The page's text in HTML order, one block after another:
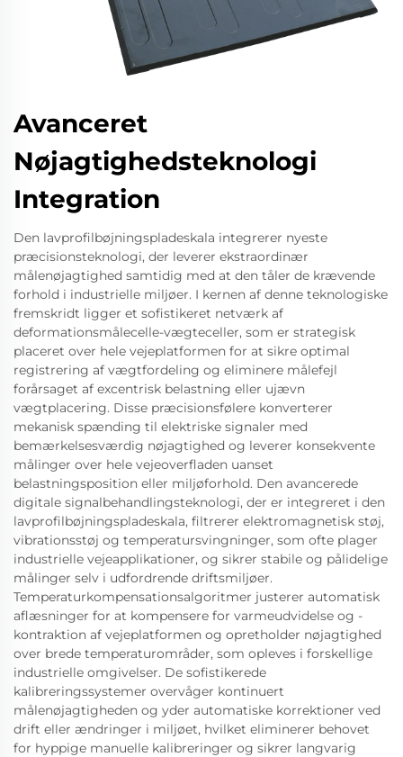
Avanceret
Nøjagtighedsteknologi
Integration
Den lavprofilbøjningspladeskala integrerer nyeste
præcisionsteknologi, der leverer ekstraordinær
målenøjagtighed samtidig med at den tåler de krævende
forhold i industrielle miljøer. I kernen af denne teknologiske
fremskridt ligger et sofistikeret netværk af
deformationsmålecelle-vægteceller, som er strategisk
placeret over hele vejeplatformen for at sikre optimal
registrering af vægtfordeling og eliminere målefejl
forårsaget af excentrisk belastning eller ujævn
vægtplacering. Disse præcisionsfølere konverterer
mekanisk spænding til elektriske signaler med
bemærkelsesværdig nøjagtighed og leverer konsekvente
målinger over hele vejeoverfladen uanset
belastningsposition eller miljøforhold. Den avancerede
digitale signalbehandlingsteknologi, der er integreret i den
lavprofilbøjningspladeskala, filtrerer elektromagnetisk støj,
vibrationsstøj og temperatursvingninger, som ofte plager
industrielle vejeapplikationer, og sikrer stabile og pålidelige
målinger selv i udfordrende driftsmiljøer.
Temperaturkompensationsalgoritmer justerer automatisk
aflæsninger for at kompensere for varmeudvidelse og -
kontraktion af vejeplatformen og opretholder nøjagtighed
over brede temperaturområder, som opleves i forskellige
industrielle omgivelser. De sofistikerede
kalibreringssystemer overvåger kontinuert
målenøjagtigheden og yder automatiske korrektioner ved
drift eller ændringer i miljøet, hvilket eliminerer behovet
for hyppige manuelle kalibreringer og sikrer langvarig